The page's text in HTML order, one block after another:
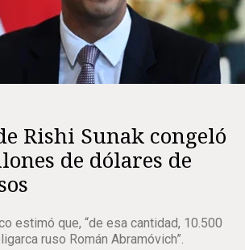
Rishi Sunak congeló
de dólares de
estimó que, “de esa cantidad, 10.500
ruso Román Abramóvich”.